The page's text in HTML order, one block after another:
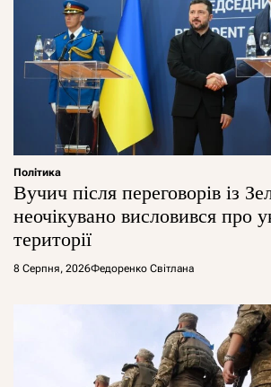
Політика
Вучич після переговорів із
неочікувано висловився про
території
8 Серпня, 2026Федоренко Світлана